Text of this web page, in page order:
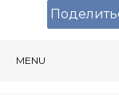
MENU